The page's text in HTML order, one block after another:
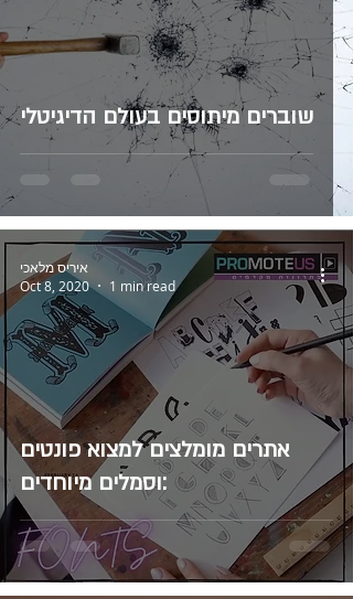
שוברים מיתוסים בעולם הדיגיטלי
אתרים מומלצים למצוא פונטים
וסמלים מיוחדים:
איריס מלאכי
Oct 8, 2020
1 min read